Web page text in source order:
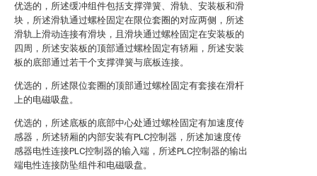
优选的，所述缓冲组件包括支撑弹簧、滑轨、安装板和滑
块，所述滑轨通过螺栓固定在限位套圈的对应两侧，所述
滑轨上滑动连接有滑块，且滑块通过螺栓固定在安装板的
四周，所述安装板的顶部通过螺栓固定有轿厢，所述安装
板的底部通过若干个支撑弹簧与底板连接。
优选的，所述限位套圈的顶部通过螺栓固定有套接在滑杆
上的电磁吸盘。
优选的，所述底板的底部中心处通过螺栓固定有加速度传
感器，所述轿厢的内部安装有PLC控制器，所述加速度传
感器电性连接PLC控制器的输入端，所述PLC控制器的输出
端电性连接防坠组件和电磁吸盘。